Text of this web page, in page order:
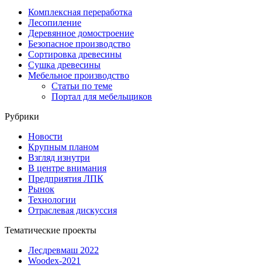
Комплексная переработка
Лесопиление
Деревянное домостроение
Безопасное производство
Сортировка древесины
Сушка древесины
Мебельное производство
Статьи по теме
Портал для мебельщиков
Рубрики
Новости
Крупным планом
Взгляд изнутри
В центре внимания
Предприятия ЛПК
Рынок
Технологии
Отраслевая дискуссия
Тематические проекты
Лесдревмаш 2022
Woodex-2021